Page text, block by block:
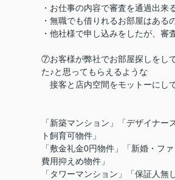
・お仕事の内容で審査を通過出来
・無職でも借りれるお部屋はある
・他社様で申し込みをしたが、審
⑦お客様が弊社でお部屋探しをし
た♪と思ってもらえるような
接客と店内空間をモットーにし
「新築マンション」「デザイナー
ト飼育可物件」
「敷金礼金0円物件」「新婚・フ
費用抑えめ物件」
「タワーマンション」「保証人無